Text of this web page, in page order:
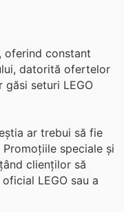
oferind constant
datorită ofertelor
seturi LEGO
ar trebui să fie
speciale și
clienților să
LEGO sau a